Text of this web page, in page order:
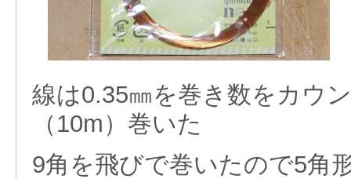
線は0.35㎜を巻き数をカウ
（10m）巻いた
9角を飛びで巻いたので5角